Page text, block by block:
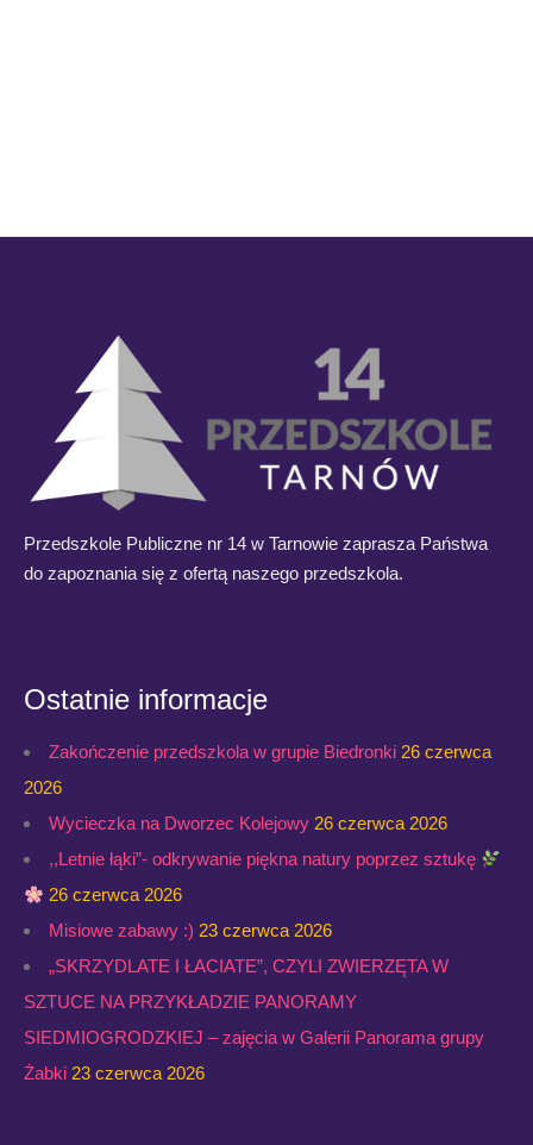
Przedszkole Publiczne nr 14 w Tarnowie zaprasza Państwa
do zapoznania się z ofertą naszego przedszkola.
Ostatnie informacje
Zakończenie przedszkola w grupie Biedronki 26 czerwca
2026
Wycieczka na Dworzec Kolejowy 26 czerwca 2026
,,Letnie łąki”- odkrywanie piękna natury poprzez sztukę
26 czerwca 2026
Misiowe zabawy :) 23 czerwca 2026
„SKRZYDLATE I ŁACIATE”, CZYLI ZWIERZĘTA W
SZTUCE NA PRZYKŁADZIE PANORAMY
SIEDMIOGRODZKIEJ – zajęcia w Galerii Panorama grupy
Żabki 23 czerwca 2026